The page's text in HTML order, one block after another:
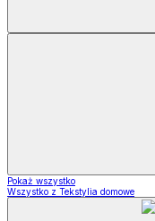
Pokaż wszystko
Wszystko z Tekstylia domowe